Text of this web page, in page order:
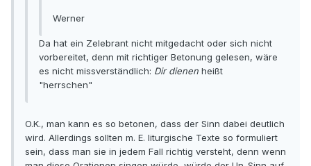
Werner
Da hat ein Zelebrant nicht mitgedacht oder sich nicht
vorbereitet, denn mit richtiger Betonung gelesen, wäre
es nicht missverständlich: Dir dienen heißt
"herrschen"
O.K., man kann es so betonen, dass der Sinn dabei deutlich
wird. Allerdings sollten m. E. liturgische Texte so formuliert
sein, dass man sie in jedem Fall richtig versteht, denn wenn